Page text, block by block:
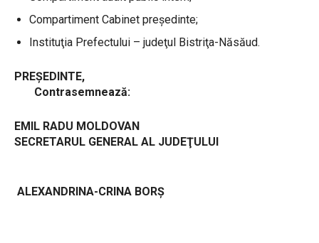
Compartiment Cabinet preşedinte;
Instituţia Prefectului – judeţul Bistriţa-Năsăud.
PREŞEDINTE,
Contrasemnează:
EMIL RADU MOLDOVAN
SECRETARUL GENERAL AL JUDEŢULUI
ALEXANDRINA-CRINA BORȘ